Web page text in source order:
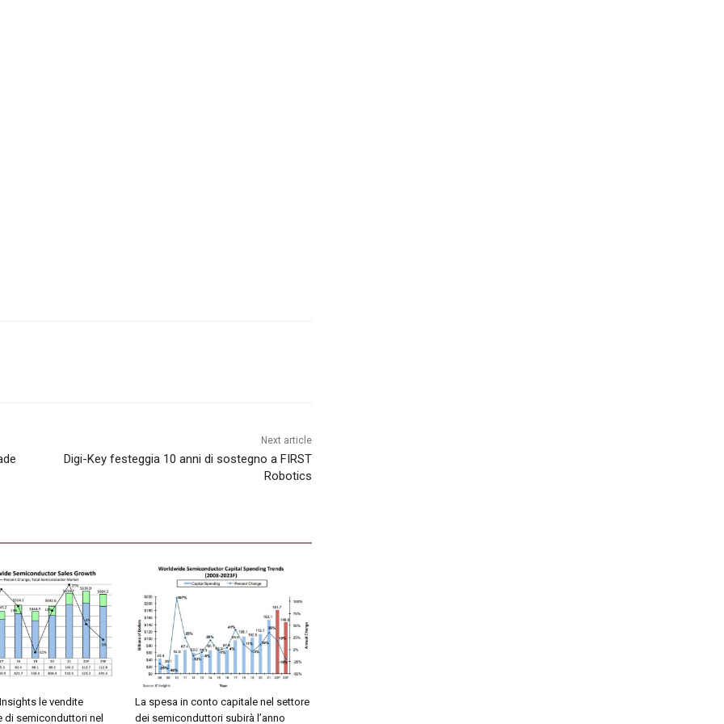
Next article
Digi-Key festeggia 10 anni di sostegno a FIRST
Robotics
le vendite
di semiconduttori nel
La spesa in conto capitale nel settore
dei semiconduttori subirà l’anno